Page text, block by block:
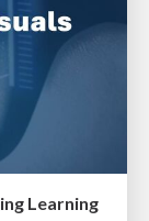
Learning